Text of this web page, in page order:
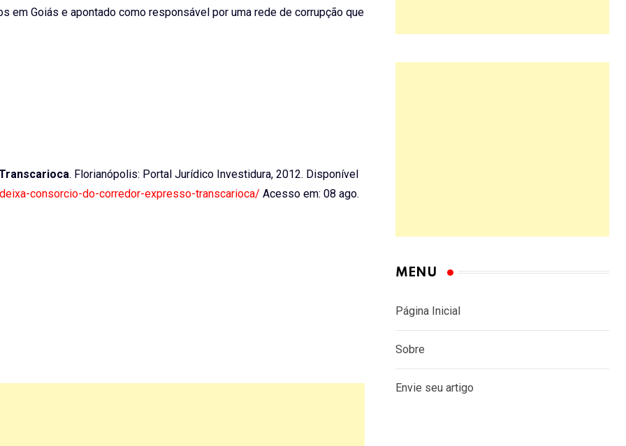
Goiás e apontado como responsável por uma rede de corrupção que
. Florianópolis: Portal Jurídico Investidura, 2012. Disponível
consorcio-do-corredor-expresso-transcarioca/ Acesso em: 08 ago.
MENU
Página Inicial
Sobre
Envie seu artigo